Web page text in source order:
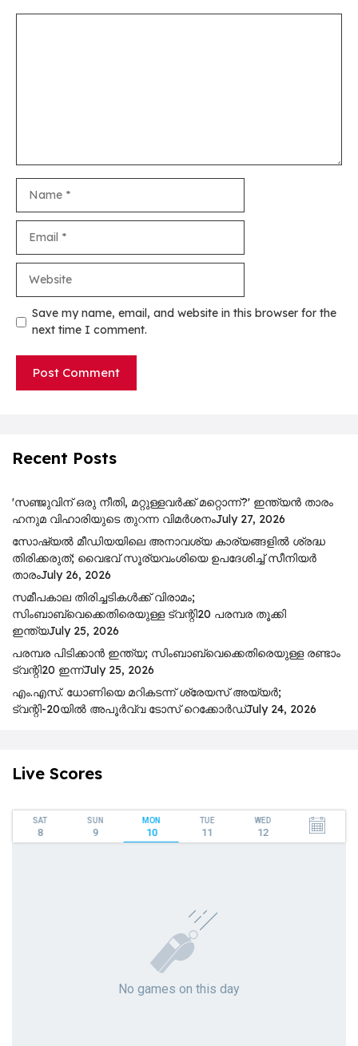
Save my name, email, and website in this browser for the
next time I comment.
Recent Posts
'സഞ്ജുവിന് ഒരു നീതി, മറ്റുള്ളവർക്ക് മറ്റൊന്ന്?' ഇന്ത്യൻ താരം
ഹനുമ വിഹാരിയുടെ തുറന്ന വിമർശനംJuly 27, 2026
സോഷ്യൽ മീഡിയയിലെ അനാവശ്യ കാര്യങ്ങളിൽ ശ്രദ്ധ
തിരിക്കരുത്; വൈഭവ് സൂര്യവംശിയെ ഉപദേശിച്ച് സീനിയർ
താരംJuly 26, 2026
സമീപകാല തിരിച്ചടികൾക്ക് വിരാമം;
സിംബാബ്‌വെക്കെതിരെയുള്ള ട്വന്റി20 പരമ്പര തൂക്കി
ഇന്ത്യJuly 25, 2026
പ​ര​മ്പ​ര പി​ടി​ക്കാ​ൻ ഇ​ന്ത്യ; സിം​ബാ​ബ്​‍വെക്കെതിരെയുള്ള ര​ണ്ടാം
ട്വ​ന്റി20 ഇ​ന്ന്July 25, 2026
എം.എസ്. ധോണിയെ മറികടന്ന് ശ്രേയസ് അയ്യർ;
ട്വന്റി-20യിൽ അപൂർവ്വ ടോസ് റെക്കോർഡ്July 24, 2026
Live Scores
SAT
8
SUN
9
MON
10
TUE
11
WED
12
No games on this day